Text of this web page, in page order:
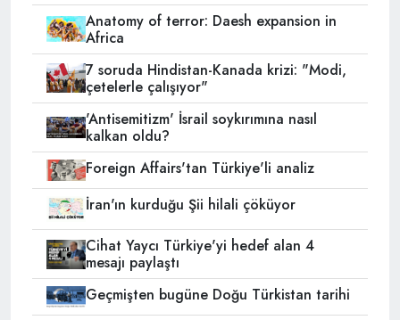
Anatomy of terror: Daesh expansion in
Africa
7 soruda Hindistan-Kanada krizi: "Modi,
çetelerle çalışıyor"
'Antisemitizm' İsrail soykırımına nasıl
kalkan oldu?
Foreign Affairs'tan Türkiye'li analiz
İran'ın kurduğu Şii hilali çöküyor
Cihat Yaycı Türkiye'yi hedef alan 4
mesajı paylaştı
Geçmişten bugüne Doğu Türkistan tarihi